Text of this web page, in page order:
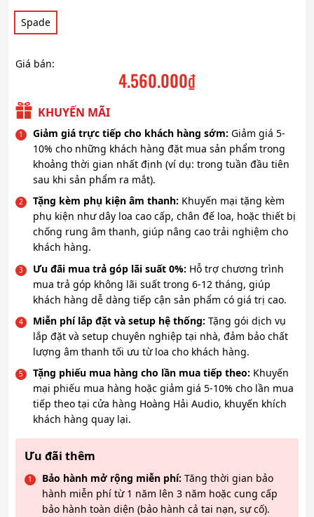
Spade
Giá bán:
4.560.000₫
KHUYẾN MÃI
Giảm giá trực tiếp cho khách hàng sớm: Giảm giá 5-
10% cho những khách hàng đặt mua sản phẩm trong
khoảng thời gian nhất định (ví dụ: trong tuần đầu tiên
sau khi sản phẩm ra mắt).
Tặng kèm phụ kiện âm thanh: Khuyến mại tặng kèm
phụ kiện như dây loa cao cấp, chân đế loa, hoặc thiết bị
chống rung âm thanh, giúp nâng cao trải nghiệm cho
khách hàng.
Ưu đãi mua trả góp lãi suất 0%: Hỗ trợ chương trình
mua trả góp không lãi suất trong 6-12 tháng, giúp
khách hàng dễ dàng tiếp cận sản phẩm có giá trị cao.
Miễn phí lắp đặt và setup hệ thống: Tặng gói dịch vụ
lắp đặt và setup chuyên nghiệp tại nhà, đảm bảo chất
lượng âm thanh tối ưu từ loa cho khách hàng.
Tặng phiếu mua hàng cho lần mua tiếp theo: Khuyến
mại phiếu mua hàng hoặc giảm giá 5-10% cho lần mua
tiếp theo tại cửa hàng Hoàng Hải Audio, khuyến khích
khách hàng quay lại.
Ưu đãi thêm
Bảo hành mở rộng miễn phí: Tăng thời gian bảo
hành miễn phí từ 1 năm lên 3 năm hoặc cung cấp
bảo hành toàn diện (bảo hành cả tai nạn, sự cố).